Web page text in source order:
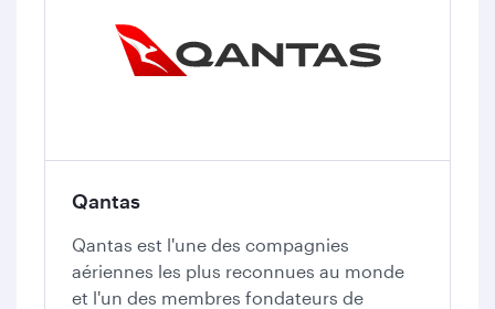
Qantas
Qantas est l'une des compagnies
aériennes les plus reconnues au monde
et l'un des membres fondateurs de